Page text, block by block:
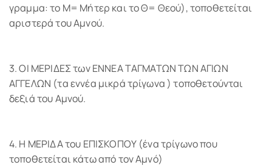
γραμμα: το Μ= Μήτερ και το Θ= Θεού), τοποθετείται
αριστερά του Αμνού.
3. ΟΙ ΜΕΡΙΔΕΣ των ΕΝΝΕΑ ΤΑΓΜΑΤΩΝ ΤΩΝ ΑΓΙΩΝ
ΑΓΓΕΛΩΝ (τα εννέα μικρά τρίγωνα ) τοποθετούνται
δεξιά του Αμνού.
4. Η ΜΕΡΙΔΑ του ΕΠΙΣΚΟΠΟΥ (ένα τρίγωνο που
τοποθετείται κάτω από τον Αμνό)